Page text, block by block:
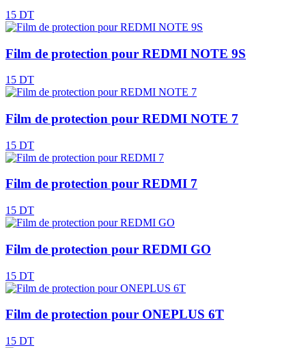
15 DT
Film de protection pour REDMI NOTE 9S
15 DT
Film de protection pour REDMI NOTE 7
15 DT
Film de protection pour REDMI 7
15 DT
Film de protection pour REDMI GO
15 DT
Film de protection pour ONEPLUS 6T
15 DT